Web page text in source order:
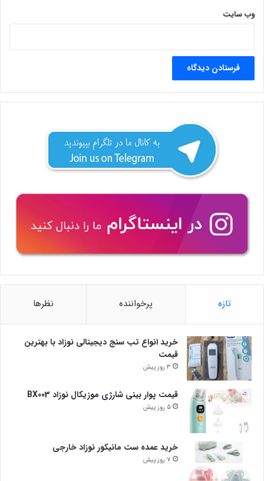
وب‌ سایت
تازه پرخواننده نظرها
خرید انواع تب سنج دیجیتالی نوزاد با بهترین
قیمت
3 روز پیش
قیمت پوار بینی شارژی موزیکال نوزاد BX003
5 روز پیش
خرید عمده ست مانیکور نوزاد خارجی
7 روز پیش